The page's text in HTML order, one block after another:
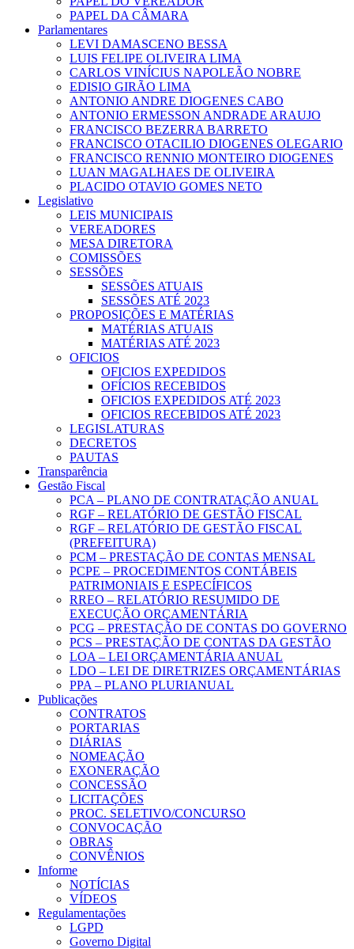
PAPEL DA CÂMARA
Parlamentares
LEVI DAMASCENO BESSA
LUIS FELIPE OLIVEIRA LIMA
CARLOS VINÍCIUS NAPOLEÃO NOBRE
EDISIO GIRÃO LIMA
ANTONIO ANDRE DIOGENES CABO
ANTONIO ERMESSON ANDRADE ARAUJO
FRANCISCO BEZERRA BARRETO
FRANCISCO OTACILIO DIOGENES OLEGARIO
FRANCISCO RENNIO MONTEIRO DIOGENES
LUAN MAGALHAES DE OLIVEIRA
PLACIDO OTAVIO GOMES NETO
Legislativo
LEIS MUNICIPAIS
VEREADORES
MESA DIRETORA
COMISSÕES
SESSÕES
SESSÕES ATUAIS
SESSÕES ATÉ 2023
PROPOSIÇÕES E MATÉRIAS
MATÉRIAS ATUAIS
MATÉRIAS ATÉ 2023
OFICIOS
OFICIOS EXPEDIDOS
OFÍCIOS RECEBIDOS
OFICIOS EXPEDIDOS ATÉ 2023
OFICIOS RECEBIDOS ATÉ 2023
LEGISLATURAS
DECRETOS
PAUTAS
Transparência
Gestão Fiscal
PCA – PLANO DE CONTRATAÇÃO ANUAL
RGF – RELATÓRIO DE GESTÃO FISCAL
RGF – RELATÓRIO DE GESTÃO FISCAL
(PREFEITURA)
PCM – PRESTAÇÃO DE CONTAS MENSAL
PCPE – PROCEDIMENTOS CONTÁBEIS
PATRIMONIAIS E ESPECÍFICOS
RREO – RELATÓRIO RESUMIDO DE
EXECUÇÃO ORÇAMENTÁRIA
PCG – PRESTAÇÃO DE CONTAS DO GOVERNO
PCS – PRESTAÇÃO DE CONTAS DA GESTÃO
LOA – LEI ORÇAMENTÁRIA ANUAL
LDO – LEI DE DIRETRIZES ORÇAMENTÁRIAS
PPA – PLANO PLURIANUAL
Publicações
CONTRATOS
PORTARIAS
DIÁRIAS
NOMEAÇÃO
EXONERAÇÃO
CONCESSÃO
LICITAÇÕES
PROC. SELETIVO/CONCURSO
CONVOCAÇÃO
OBRAS
CONVÊNIOS
Informe
NOTÍCIAS
VÍDEOS
Regulamentações
LGPD
Governo Digital